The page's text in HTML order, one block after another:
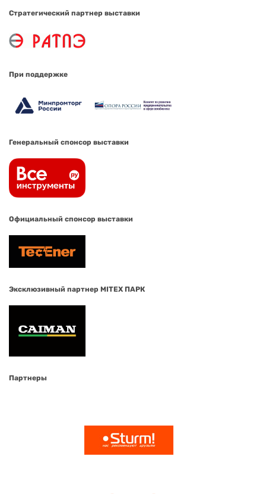
Стратегический партнер выставки
При поддержке
Генеральный спонсор выставки
Официальный спонсор выставки
Эксклюзивный партнер MITEX ПАРК
Партнеры